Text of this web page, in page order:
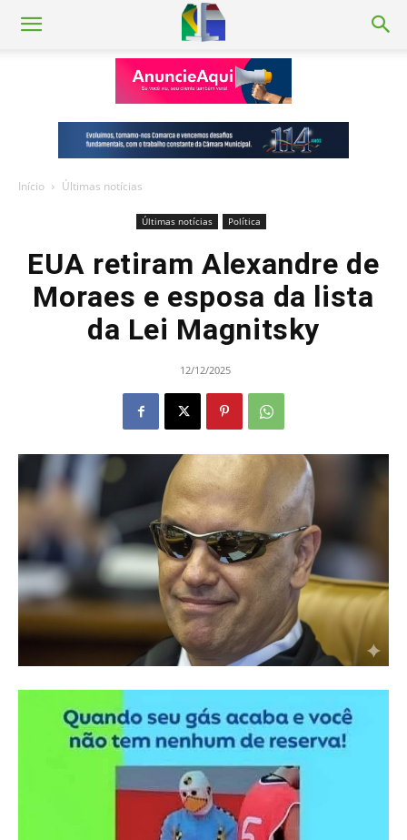
Início Últimas notícias
Últimas notícias Política
EUA retiram Alexandre de
Moraes e esposa da lista
da Lei Magnitsky
12/12/2025